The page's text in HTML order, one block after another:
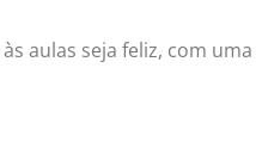
aulas seja feliz, com uma